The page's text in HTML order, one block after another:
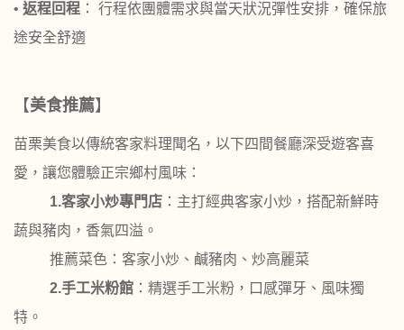
• 返程回程 ： 行程依團體需求與當天狀況彈性安排，確保旅
途安全舒適
【美食推薦】
苗栗美食以傳統客家料理聞名，以下四間餐廳深受遊客喜
愛，讓您體驗正宗鄉村風味：
1.客家小炒專門店 ：主打經典客家小炒，搭配新鮮時
蔬與豬肉，香氣四溢。
推薦菜色：客家小炒、鹹豬肉、炒高麗菜
2.手工米粉館 ：精選手工米粉，口感彈牙、風味獨
特。